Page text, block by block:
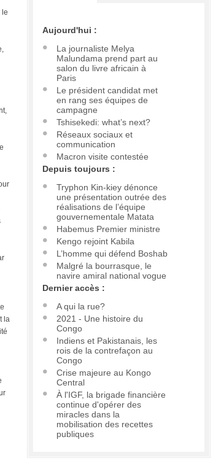
le
la
Aujourd'hui :
La journaliste Melya
Malundama prend part au
salon du livre africain à
Paris
Le président candidat met
en rang ses équipes de
campagne
Tshisekedi: what’s next?
Réseaux sociaux et
communication
Macron visite contestée
Depuis toujours :
Tryphon Kin-kiey dénonce
une présentation outrée des
réalisations de l’équipe
gouvernementale Matata
Habemus Premier ministre
Kengo rejoint Kabila
L’homme qui défend Boshab
Malgré la bourrasque, le
navire amiral national vogue
Dernier accès :
A qui la rue?
2021 - Une histoire du
Congo
Indiens et Pakistanais, les
rois de la contrefaçon au
Congo
Crise majeure au Kongo
Central
À l'IGF, la brigade financière
continue d'opérer des
miracles dans la
mobilisation des recettes
publiques